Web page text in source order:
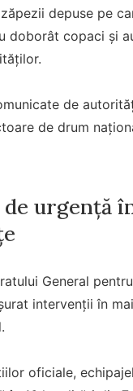
depuse pe
doborât copaci și
de
de drum
urgență
General
intervenții în
oficiale,